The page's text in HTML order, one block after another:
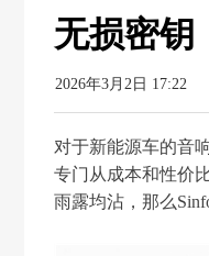
无损密钥
对于新能源车的音
专门从成本和性价
雨露均沾，那么
2026年3月2日 17:22